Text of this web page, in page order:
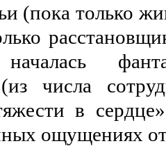
(пока только
числа
в
ощущениях